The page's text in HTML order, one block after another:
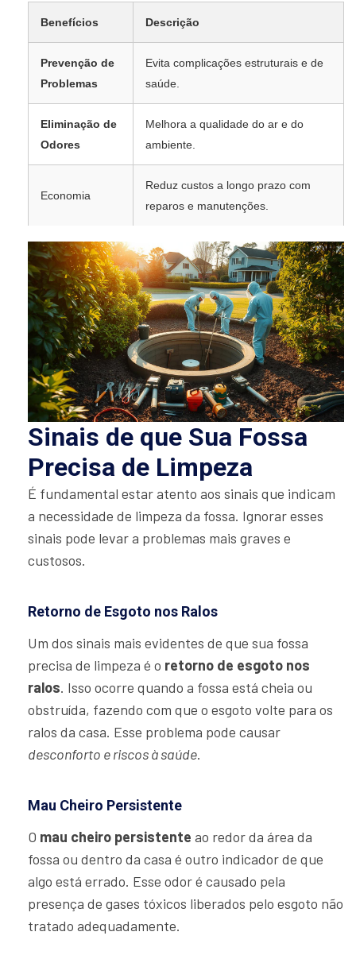
Benefícios Descrição
Prevenção de
Problemas
Evita complicações estruturais e de
saúde.
Eliminação de
Odores
Melhora a qualidade do ar e do
ambiente.
Economia
Reduz custos a longo prazo com
reparos e manutenções.
Sinais de que Sua Fossa
Precisa de Limpeza
É fundamental estar atento aos sinais que indicam
a necessidade de limpeza da fossa. Ignorar esses
sinais pode levar a problemas mais graves e
custosos.
Retorno de Esgoto nos Ralos
Um dos sinais mais evidentes de que sua fossa
precisa de limpeza é o retorno de esgoto nos
ralos. Isso ocorre quando a fossa está cheia ou
obstruída, fazendo com que o esgoto volte para os
ralos da casa. Esse problema pode causar
desconforto e riscos à saúde.
Mau Cheiro Persistente
O mau cheiro persistente ao redor da área da
fossa ou dentro da casa é outro indicador de que
algo está errado. Esse odor é causado pela
presença de gases tóxicos liberados pelo esgoto não
tratado adequadamente.